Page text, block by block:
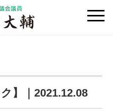
】｜2021.12.08